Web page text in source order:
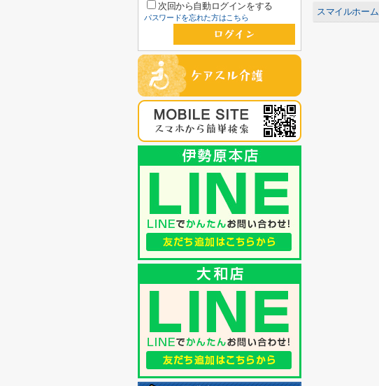
スマイルホーム
次回から自動ログインをする
パスワードを忘れた方はこちら